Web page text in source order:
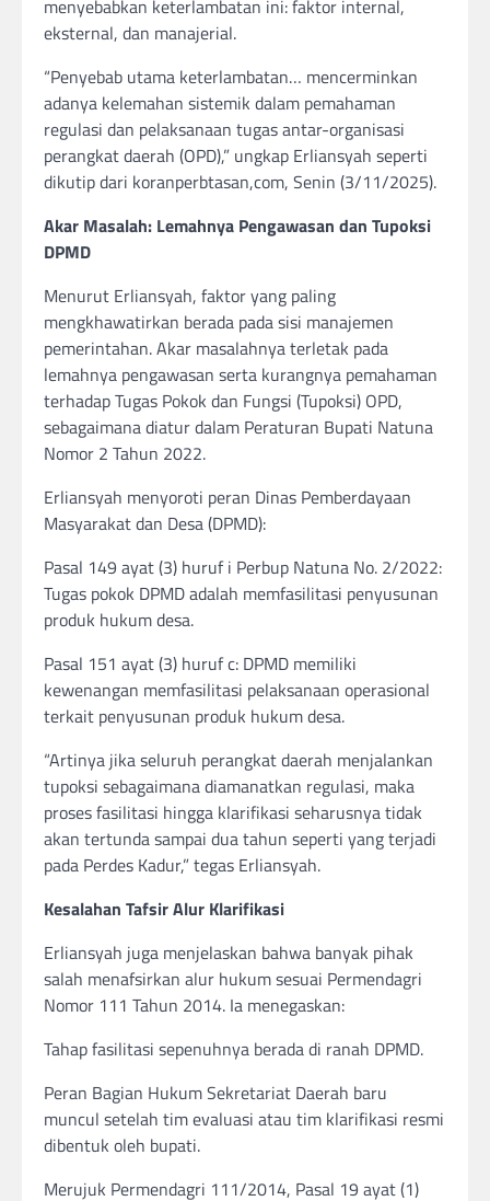
menyebabkan keterlambatan ini: faktor internal,
eksternal, dan manajerial.
“Penyebab utama keterlambatan… mencerminkan
adanya kelemahan sistemik dalam pemahaman
regulasi dan pelaksanaan tugas antar-organisasi
perangkat daerah (OPD),” ungkap Erliansyah seperti
dikutip dari koranperbtasan,com, Senin (3/11/2025).
Akar Masalah: Lemahnya Pengawasan dan Tupoksi
DPMD
Menurut Erliansyah, faktor yang paling
mengkhawatirkan berada pada sisi manajemen
pemerintahan. Akar masalahnya terletak pada
lemahnya pengawasan serta kurangnya pemahaman
terhadap Tugas Pokok dan Fungsi (Tupoksi) OPD,
sebagaimana diatur dalam Peraturan Bupati Natuna
Nomor 2 Tahun 2022.
Erliansyah menyoroti peran Dinas Pemberdayaan
Masyarakat dan Desa (DPMD):
Pasal 149 ayat (3) huruf i Perbup Natuna No. 2/2022:
Tugas pokok DPMD adalah memfasilitasi penyusunan
produk hukum desa.
Pasal 151 ayat (3) huruf c: DPMD memiliki
kewenangan memfasilitasi pelaksanaan operasional
terkait penyusunan produk hukum desa.
“Artinya jika seluruh perangkat daerah menjalankan
tupoksi sebagaimana diamanatkan regulasi, maka
proses fasilitasi hingga klarifikasi seharusnya tidak
akan tertunda sampai dua tahun seperti yang terjadi
pada Perdes Kadur,” tegas Erliansyah.
Kesalahan Tafsir Alur Klarifikasi
Erliansyah juga menjelaskan bahwa banyak pihak
salah menafsirkan alur hukum sesuai Permendagri
Nomor 111 Tahun 2014. Ia menegaskan:
Tahap fasilitasi sepenuhnya berada di ranah DPMD.
Peran Bagian Hukum Sekretariat Daerah baru
muncul setelah tim evaluasi atau tim klarifikasi resmi
dibentuk oleh bupati.
Merujuk Permendagri 111/2014, Pasal 19 ayat (1)